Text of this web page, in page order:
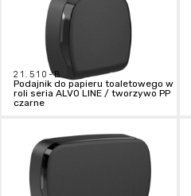
21.510-B
Podajnik do papieru toaletowego w
roli seria ALVO LINE / tworzywo PP
czarne